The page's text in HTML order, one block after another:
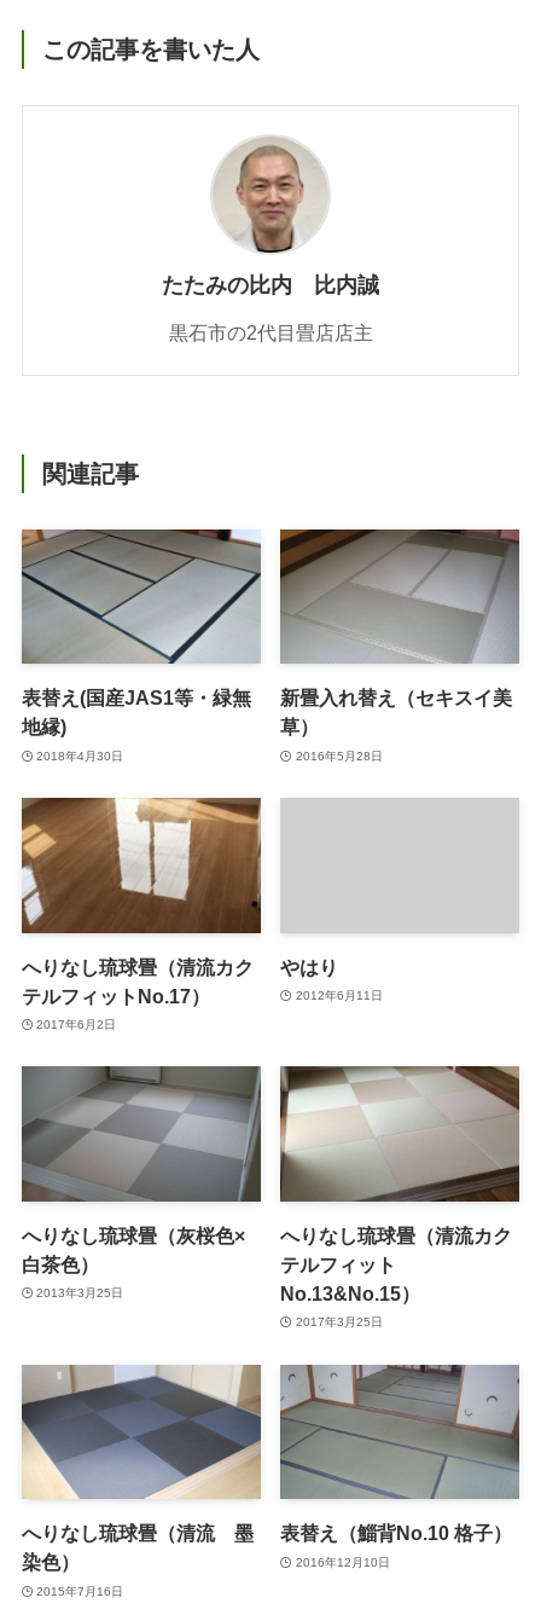
この記事を書いた人
たたみの比内 比内誠
黒石市の2代目畳店店主
関連記事
表替え(国産JAS1等・緑無
地縁)
2018年4月30日
新畳入れ替え（セキスイ美
草）
2016年5月28日
へりなし琉球畳（清流カク
テルフィットNo.17）
2017年6月2日
やはり
2012年6月11日
へりなし琉球畳（灰桜色×
白茶色）
2013年3月25日
へりなし琉球畳（清流カク
テルフィット
No.13&No.15）
2017年3月25日
へりなし琉球畳（清流 墨
染色）
2015年7月16日
表替え（鯔背No.10 格子）
2016年12月10日